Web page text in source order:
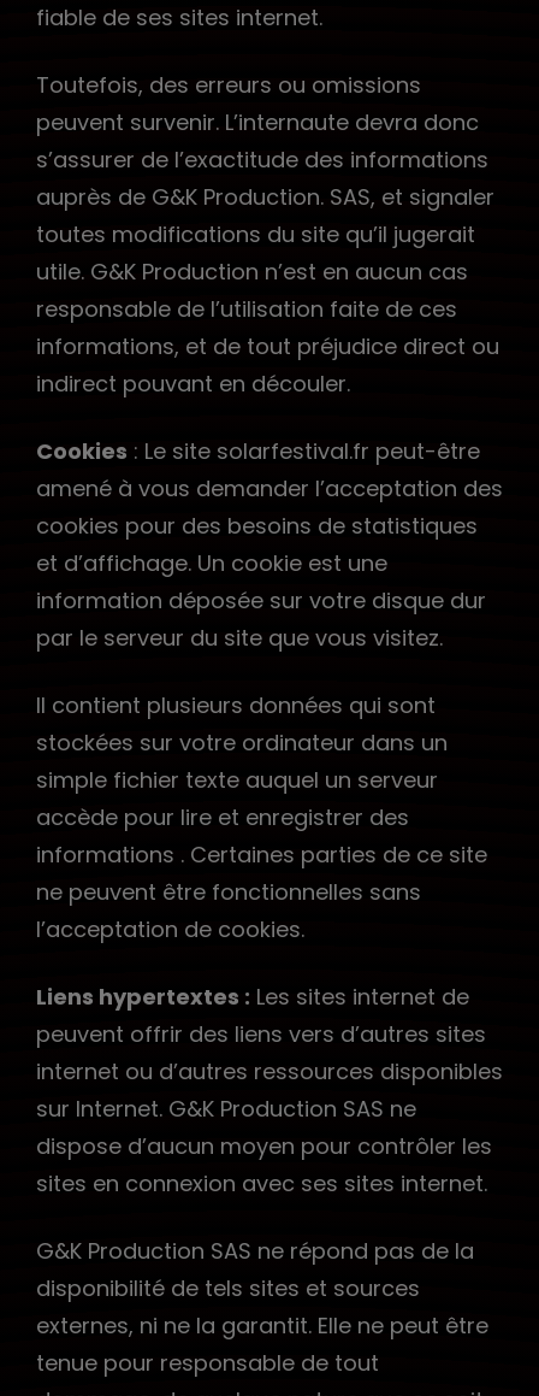
fiable de ses sites internet.
Toutefois, des erreurs ou omissions
peuvent survenir. L’internaute devra donc
s’assurer de l’exactitude des informations
auprès de G&K Production. SAS, et signaler
toutes modifications du site qu’il jugerait
utile. G&K Production n’est en aucun cas
responsable de l’utilisation faite de ces
informations, et de tout préjudice direct ou
indirect pouvant en découler.
Cookies : Le site solarfestival.fr peut-être
amené à vous demander l’acceptation des
cookies pour des besoins de statistiques
et d’affichage. Un cookie est une
information déposée sur votre disque dur
par le serveur du site que vous visitez.
Il contient plusieurs données qui sont
stockées sur votre ordinateur dans un
simple fichier texte auquel un serveur
accède pour lire et enregistrer des
informations . Certaines parties de ce site
ne peuvent être fonctionnelles sans
l’acceptation de cookies.
Liens hypertextes : Les sites internet de
peuvent offrir des liens vers d’autres sites
internet ou d’autres ressources disponibles
sur Internet. G&K Production SAS ne
dispose d’aucun moyen pour contrôler les
sites en connexion avec ses sites internet.
G&K Production SAS ne répond pas de la
disponibilité de tels sites et sources
externes, ni ne la garantit. Elle ne peut être
tenue pour responsable de tout